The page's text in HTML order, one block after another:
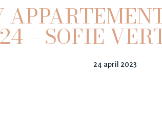
– SOFIE
24 april 2023